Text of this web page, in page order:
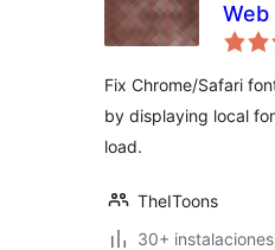
Web
Fix Chrome/Safari
by displaying local
load.
TheIToons
30+